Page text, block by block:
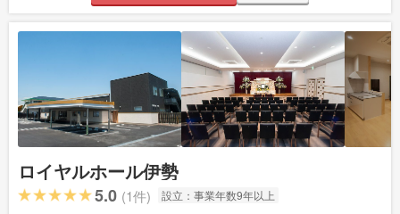
ロイヤルホール伊勢
5.0 (1件) 設立： 事業年数9年以上